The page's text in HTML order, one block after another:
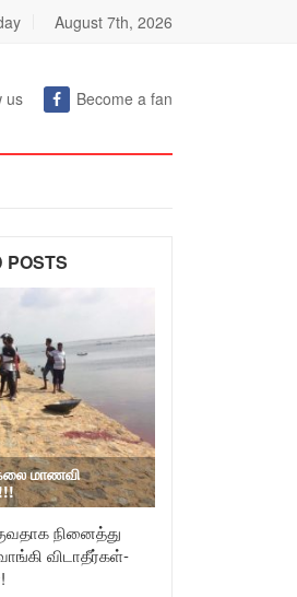
August 7th, 2026
us Become a fan
POSTS
மாணவி
நினைத்து
விடாதீர்கள்-